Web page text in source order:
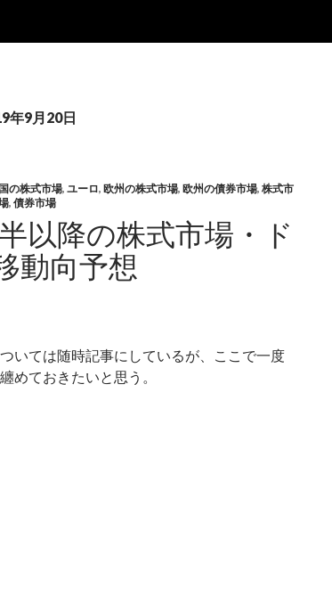
年9月20日
の株式市場, ユーロ, 欧州の株式市場, 欧州の債券市場, 株式市
, 債券市場
以降の株式市場・ド
動向予想
いては随時記事にしているが、ここで一度
めておきたいと思う。
半以降の株式市場・ドル円の推移動向予想